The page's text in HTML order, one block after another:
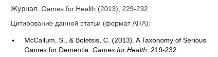
Журнал: Games for Health (2013), 229-232.
Цитирование данной статьи (формат АПА):
McCallum, S., & Boletsis, C. (2013). A Taxonomy of Serious
Games for Dementia.Games for Health , 219-232.